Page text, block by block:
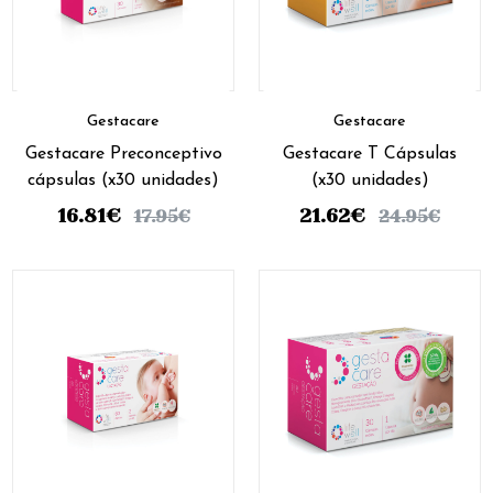
Gestacare
Gestacare Preconceptivo
cápsulas (x30 unidades)
16.81€ 17.95€
Gestacare
Gestacare T Cápsulas
(x30 unidades)
21.62€ 24.95€